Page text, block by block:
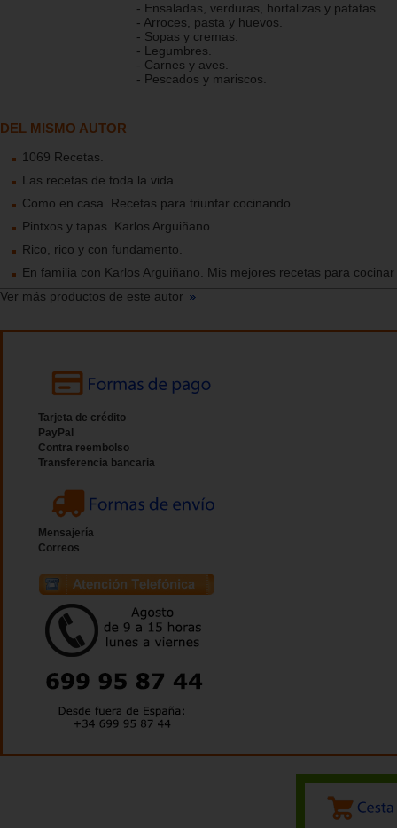
- Ensaladas, verduras, hortalizas y patatas.
- Arroces, pasta y huevos.
- Sopas y cremas.
- Legumbres.
- Carnes y aves.
- Pescados y mariscos.
DEL MISMO AUTOR
1069 Recetas.
Las recetas de toda la vida.
Como en casa. Recetas para triunfar cocinando.
Pintxos y tapas. Karlos Arguiñano.
Rico, rico y con fundamento.
En familia con Karlos Arguiñano. Mis mejores recetas para
Ver más productos de este autor
Tarjeta de crédito
PayPal
Contra reembolso
Transferencia bancaria
Mensajería
Correos